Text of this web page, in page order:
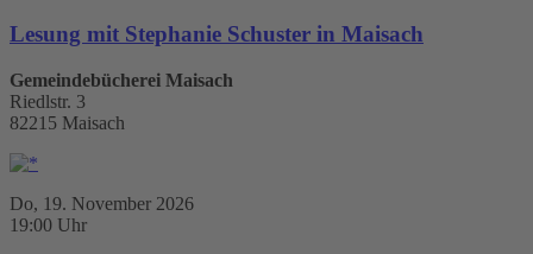
Lesung mit Stephanie Schuster in Maisach
Gemeindebücherei Maisach
Riedlstr. 3
82215 Maisach
Do, 19. November 2026
19:00 Uhr